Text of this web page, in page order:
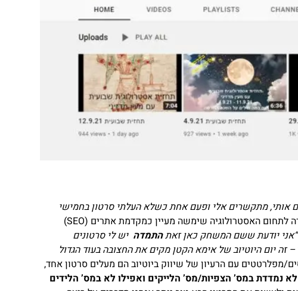
אותי, מתקשרים אלי ופעם אחת כשלא העלתי סרטון בחמישי
לפני שעברה לתחום האסטרולוגיה שימשה מעיין כמקדמת אתרים (SEO)
“אני יודעת ששם המשחק כאן זאתהתמדה יש לי סרטונים
– זה יום היוטיוב של אימא הקטן מקים את החצובה בעוד הגדול
מפלרטטים עם הרעיון של שיווק ביוטיוב הם מעלים סרטון אחד,
נמדדת במס’ הצפיות/מס’ הלייקים ואפילו לא במס’ הלידים